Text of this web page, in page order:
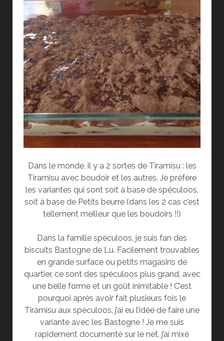
Dans le monde, il y a 2 sortes de Tiramisu : les
Tiramisu avec boudoir et les autres. Je préfère
les variantes qui sont soit à base de spéculoos,
soit à base de Petits beurre (dans les 2 cas c’est
tellement meilleur que les boudoirs !!)
Dans la famille spéculoos, je suis fan des
biscuits Bastogne de Lu. Facilement trouvables
en grande surface ou petits magasins de
quartier, ce sont des spéculoos plus grand, avec
une belle forme et un goût inimitable ! C’est
pourquoi après avoir fait plusieurs fois le
Tiramisu aux spéculoos, j’ai eu l’idée de faire une
variante avec les Bastogne ! Je me suis
rapidement documenté sur le net, j’ai mixé